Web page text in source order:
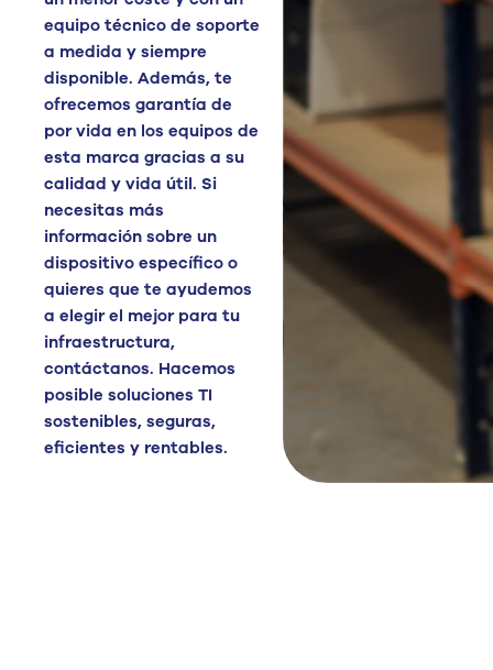
equipo técnico de soporte
a medida y siempre
disponible. Además, te
ofrecemos garantía de
por vida en los equipos de
esta marca gracias a su
calidad y vida útil. Si
necesitas más
información sobre un
dispositivo específico o
quieres que te ayudemos
a elegir el mejor para tu
infraestructura,
contáctanos. Hacemos
posible soluciones TI
sostenibles, seguras,
eficientes y rentables.